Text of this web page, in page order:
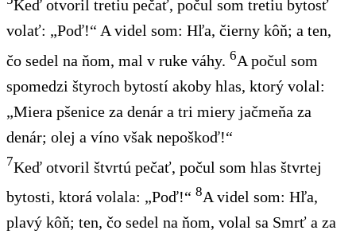
Keď otvoril tretiu pečať, počul som tretiu bytosť
volať: „Poď!“ A videl som: Hľa, čierny kôň; a ten,
čo sedel na ňom, mal v ruke váhy. 6A počul som
spomedzi štyroch bytostí akoby hlas, ktorý volal:
„Miera pšenice za denár a tri miery jačmeňa za
denár; olej a víno však nepoškoď!“
7Keď otvoril štvrtú pečať, počul som hlas štvrtej
bytosti, ktorá volala: „Poď!“ 8A videl som: Hľa,
plavý kôň; ten, čo sedel na ňom, volal sa Smrť a za